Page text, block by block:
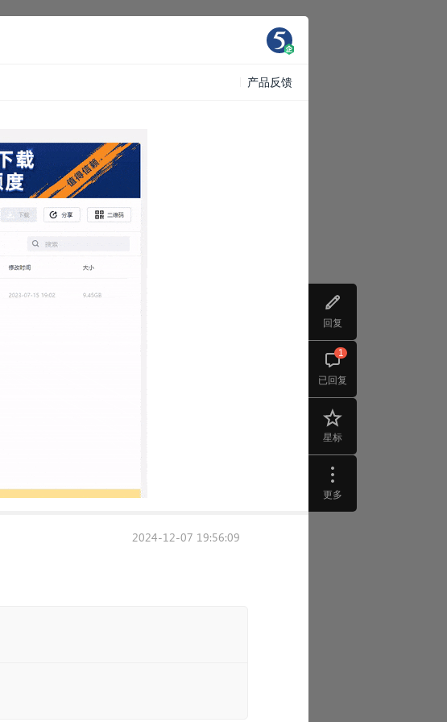
回复
已回复
1
星标
更多
产品反馈
2024-12-07 19:56:09